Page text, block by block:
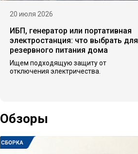
20 июля 2026
ИБП, генератор или портативная
электростанция: что выбрать для
резервного питания дома
Ищем подходящую защиту от
отключения электричества.
Обзоры